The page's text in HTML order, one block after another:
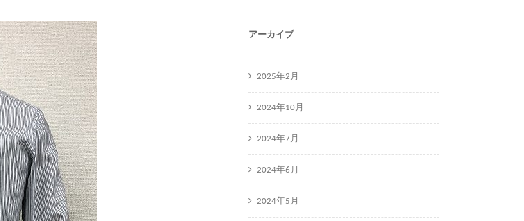
アーカイブ
2025年2月
2024年10月
2024年7月
2024年6月
2024年5月